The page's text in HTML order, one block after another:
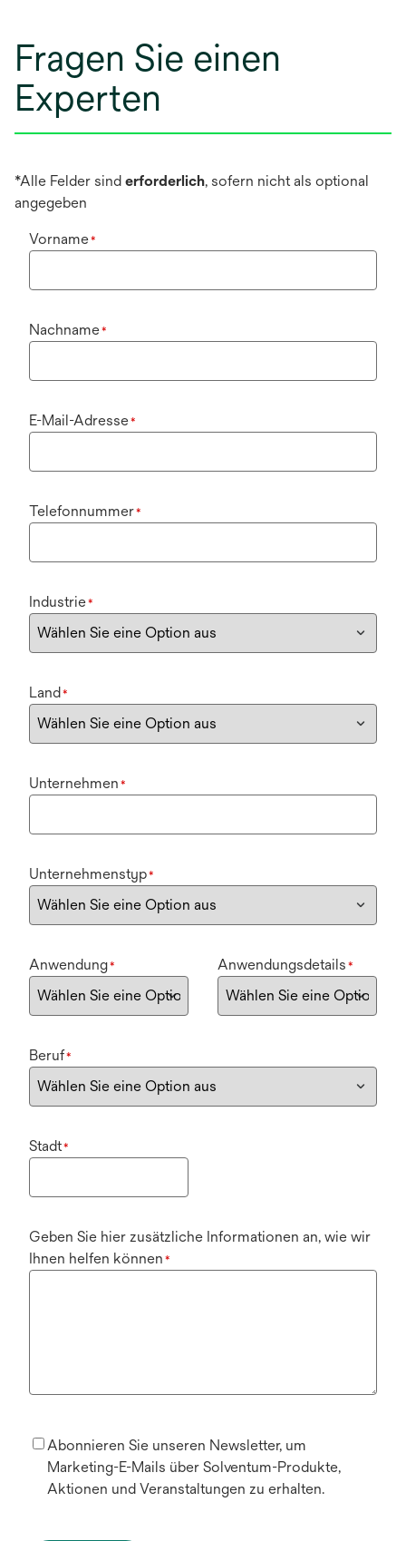
Fragen Sie einen
Experten
*Alle Felder sind erforderlich, sofern nicht als optional
angegeben
Vorname*
Nachname*
E-Mail-Adresse*
Telefonnummer*
Industrie*
Land*
Unternehmen *
Unternehmenstyp*
Anwendung* Anwendungsdetails *
Beruf*
Stadt*
Geben Sie hier zusätzliche Informationen an, wie wir
Ihnen helfen können *
Abonnieren Sie unseren Newsletter, um
Marketing-E-Mails über Solventum-Produkte,
Aktionen und Veranstaltungen zu erhalten.